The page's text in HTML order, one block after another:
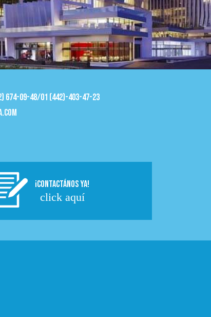
674-09-48/01 (442)-403-47-23
¡CONTACTÁNOS YA!
click aquí